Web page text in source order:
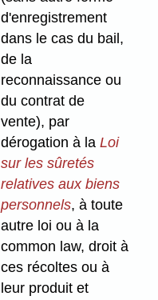
d'enregistrement
dans le cas du bail,
de la
reconnaissance ou
du contrat de
vente), par
dérogation à laLoi
sur les sûretés
relatives aux biens
personnels, à toute
autre loi ou à la
common law, droit à
ces récoltes ou à
leur produit et